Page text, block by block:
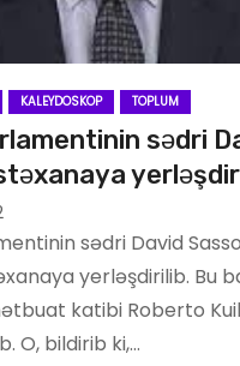
KALEYDOSKOP TOPLUM
sədri
sədri David
yerləşdirilib. Bu
katibi Roberto
O, bildirib ki,…